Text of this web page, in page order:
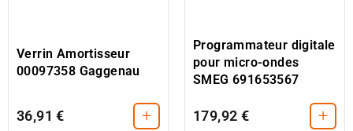
Verrin Amortisseur
00097358 Gaggenau
36,91 € +
Programmateur digitale
pour micro-ondes
SMEG 691653567
179,92 € +